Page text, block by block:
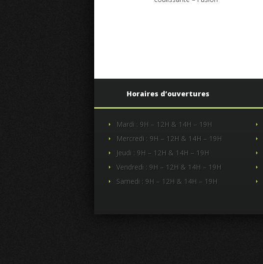
Horaires d’ouvertures
Mardi : 9H – 12H & 14H – 19H
Mercredi : 9H – 12H & 14H – 19H
Jeudi : 9H – 12H & 14H – 19H
Vendredi : 9H – 12H & 14H – 19H
Samedi : 9H – 12H & 14H – 19H